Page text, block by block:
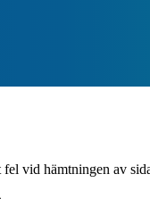
vid hämtningen av